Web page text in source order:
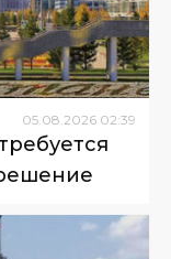
05.08.2026 02:39